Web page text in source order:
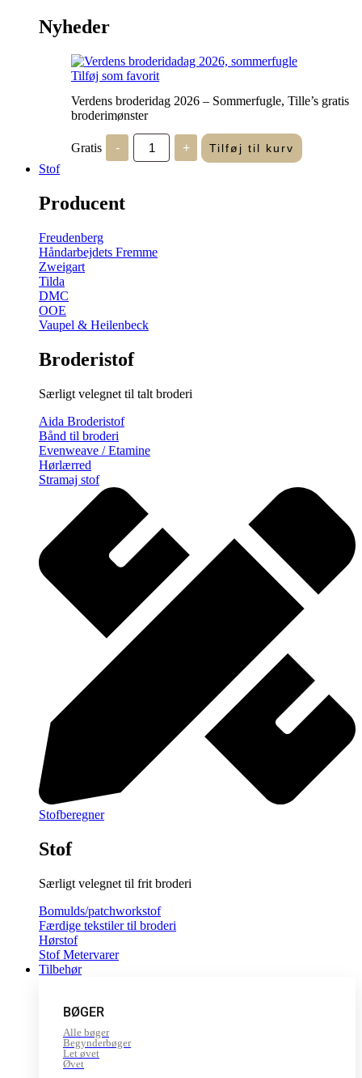
Nyheder
Tilføj som favorit
Verdens broderidag 2026 – Sommerfugle, Tille’s gratis
broderimønster
Gratis -
Verdens
broderidag
2026
+ Tilføj til kurv
Stof
Producent
Freudenberg
Håndarbejdets Fremme
Zweigart
Tilda
DMC
OOE
Vaupel & Heilenbeck
Broderistof
Særligt velegnet til talt broderi
Aida Broderistof
Bånd til broderi
Evenweave / Etamine
Hørlærred
Stramaj stof
Stofberegner
Stof
Særligt velegnet til frit broderi
Bomulds/patchworkstof
Færdige tekstiler til broderi
Hørstof
Stof Metervarer
Tilbehør
BØGER
Alle bøger
Begynderbøger
Let øvet
Øvet